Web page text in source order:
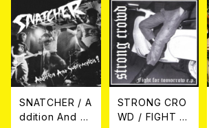
SNATCHER / A
ddition And S
STRONG CRO
WD / FIGHT F